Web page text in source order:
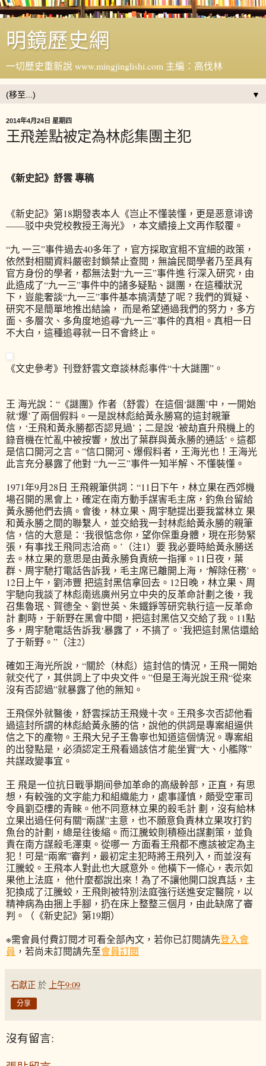
明鏡歷史網
一切歷史重新說 www.mingjinglishi.com 主編：高伐林
▼
2014年4月24日 星期四
王飛差點被定為林彪集團主犯
《新史記》舒雲 專稿
《新史記》第18期發表本人《岂止不懂装懂，更是恶意诽谤
——驳中央党校教授王海光》，本文續接上文再作駁覆。
“九 一三”事件過去40多年了，官方採取宜粗不宜細的政策，
依然對相關資料嚴密封鎖禁止查閱，無論民間學者乃至具有
官方身份的學者，都無法對“九一三”事件進 行深入研究，由
此造成了“九一三”事件中的諸多疑點、謎團，在這種狀況
下，豈能奢談“九一三”事件基本搞清楚了呢？我們的質疑、
研究不是簡單地推出結論， 而是希望通過我們的努力，多方
面、多層次、多角度地追尋“九一三”事件的真相。真相一日
不大白，這種追尋就一日不會終止。
《文史參考》刊登舒雲文章談林彪事件“十大謎團”。
王 海光說：“《謎團》作者（舒雲）在這個‘謎團’中，一開始
就‘爆’了兩個假料。一是說林彪給黃永勝寫的這封親筆
信，‘王飛和黃永勝都否認見過’；二是說 ‘被劫直升飛機上的
錄音機在忙亂中被按響，放出了葉群與黃永勝的通話’。這都
是信口開河之言。”信口開河、爆假料者，王海光也！王海光
此言充分暴露了他對 “九一三”事件一知半解、不懂裝懂。
1971年9月28日 王飛親筆供詞：“11日下午，林立果在西郊機
場召開的黑會上，確定在南方動手謀害毛主席，釣魚台留給
黃永勝他們去搞。會後，林立果、周宇馳提出要我當林立 果
和黃永勝之間的聯繫人，並交給我一封林彪給黃永勝的親筆
信，信的大意是：‘我很惦念你，望你保重身體，現在形勢緊
張，有事找王飛同志洽商。’（注1）要 我必要時給黃永勝送
去。林立果的意思是由黃永勝負責統一指揮。11日夜，葉
群、周宇馳打電話告訴我，毛主席已離開上海，‘解除任務’。
12日上午，劉沛豐 把這封黑信拿回去。12日晚，林立果、周
宇馳向我談了林彪南逃廣州另立中央的反革命計劃之後，我
召集魯珉、賀德全、劉世英、朱鐵錚等研究執行這一反革命
計 劃時，于新野在黑會中間，把這封黑信又交給了我。11點
多，周宇馳電話告訴我‘暴露了，不搞了。’我把這封黑信還給
了于新野。”（注2）
確如王海光所說，“關於（林彪）這封信的情況，王飛一開始
就交代了，其供詞上了中央文件。”但是王海光說王飛“從來
沒有否認過”就暴露了他的無知。
王飛保外就醫後，舒雲採訪王飛幾十次。王飛多次否認他看
過這封所謂的林彪給黃永勝的信，說他的供詞是專案組逼供
信之下的產物。王飛大兒子王魯寧也知道這個情況。專案組
的出發點是，必須認定王飛看過該信才能坐實“大、小艦隊”
共謀政變事宜。
王 飛是一位抗日戰爭期间參加革命的高級幹部，正直，有思
想，有較強的文字能力和組織能力，處事謹慎，頗受空軍司
令員劉亞樓的青睞。他不同意林立果的殺毛計 劃，沒有給林
立果出過任何有關“兩謀”主意，也不願意負責林立果攻打釣
魚台的計劃，總是往後縮。而江騰蛟則積極出謀劃策，並負
責在南方謀殺毛澤東。從哪一 方面看王飛都不應該被定為主
犯！可是“兩案”審判，最初定主犯時將王飛列入，而並沒有
江騰蛟。王飛本人對此也大感意外。他橫下一條心，表示如
果他上法庭， 他什麼都說出來！為了不讓他開口說真話，主
犯換成了江騰蛟，王飛則被特別法庭強行送進安定醫院，以
精神病為由捆上手腳，扔在床上整整三個月，由此缺席了審
判。
（《新史記》第19期）
※需會員付費訂閱才可看全部內文，若你已訂閱請先登入會
員 ，若尚未訂閱請先至會員訂閱
石獻正 於 上午9:09
分享
沒有留言: